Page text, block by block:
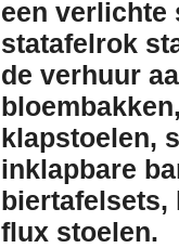
een verlichte
statafelrok
de verhuur
bloembakken
klapstoelen,
inklapbare
biertafelsets,
flux stoelen.